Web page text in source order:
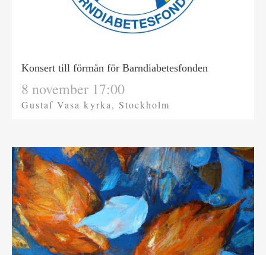
Konsert till förmån för Barndiabetesfonden
8 november 17:00
Gustaf Vasa kyrka, Stockholm